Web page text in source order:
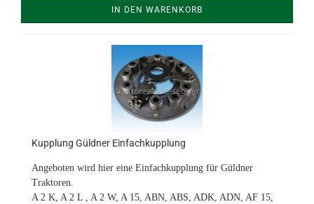
IN DEN WARENKORB
Kupplung Güldner Einfachkupplung
Angeboten wird hier eine Einfachkupplung für Güldner
Traktoren.
A 2 K, A 2 L , A 2 W, A 15, ABN, ABS, ADK, ADN, AF 15,